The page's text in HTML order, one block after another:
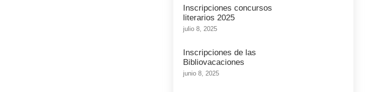
Inscripciones concursos
literarios 2025
julio 8, 2025
Inscripciones de las
Bibliovacaciones
junio 8, 2025